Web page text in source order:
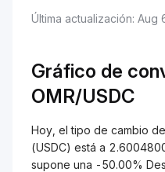
Última actualización:
Gráfico de
OMR/USDC
Hoy, el tipo de cambio
(USDC) está a
supone una -50.00%